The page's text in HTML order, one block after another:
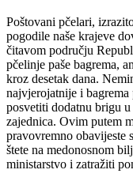
Poštovani pčelari,
pogodile naše krajeve
čitavom području
pčelinje paše bagrema,
kroz desetak dana.
najvjerojatnije i bagrema
posvetiti dodatnu brigu
zajednica. Ovim putem
pravovremno obavijeste
štete na medonosnom
ministarstvo i zatražiti